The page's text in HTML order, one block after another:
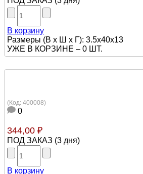
В корзину
Размеры (В х Ш х Г): 3.5х40х13
УЖЕ В КОРЗИНЕ – 0 ШТ.
(Код: 400008)
0
344,00 ₽
ПОД ЗАКАЗ (3 дня)
В корзину